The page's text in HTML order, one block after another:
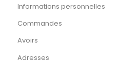
Informations personnelles
Commandes
Avoirs
Adresses